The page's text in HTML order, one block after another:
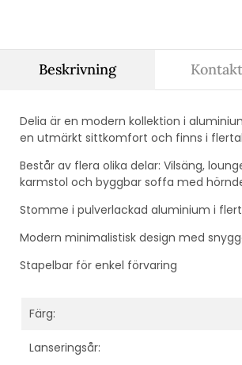
Beskrivning
Delia är en modern kollektion i
en utmärkt sittkomfort och finns i
Består av flera olika delar: Vilsäng,
karmstol och byggbar soffa med
Stomme i pulverlackad aluminium i
Modern minimalistisk design med
Stapelbar för enkel förvaring
Färg:
Lanseringsår: